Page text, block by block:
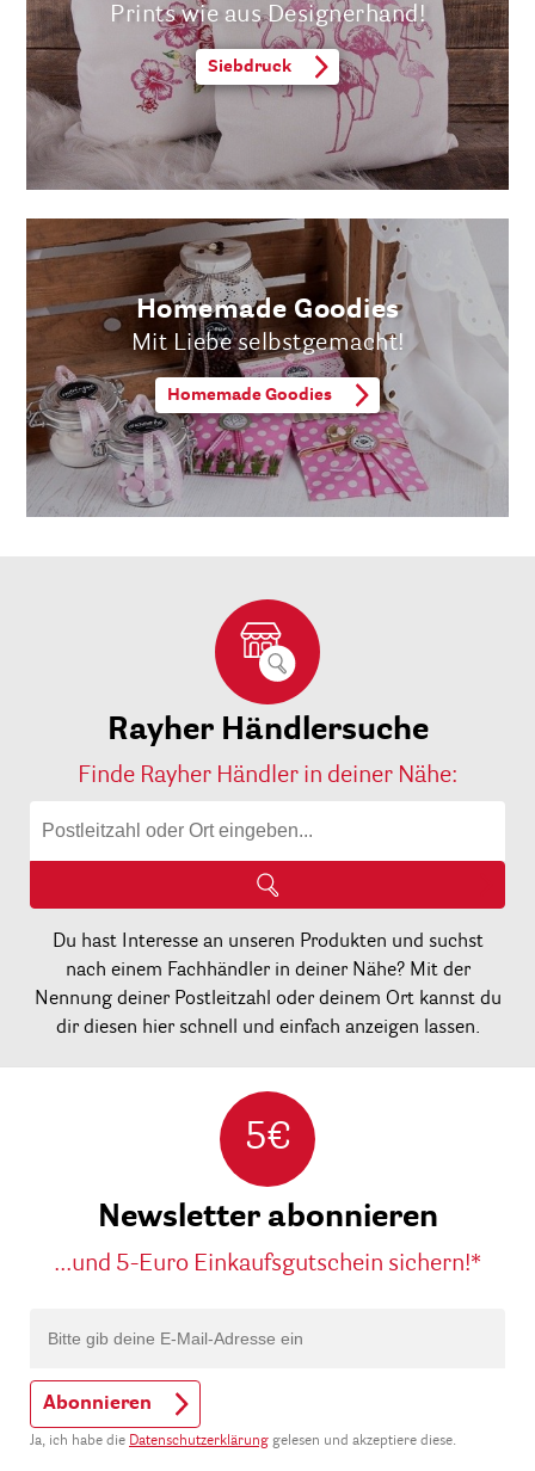
Prints wie aus Designerhand!
Siebdruck
Homemade Goodies
Mit Liebe selbstgemacht!
Homemade Goodies
Rayher Händlersuche
Finde Rayher Händler in deiner Nähe:
Du hast Interesse an unseren Produkten und suchst
nach einem Fachhändler in deiner Nähe? Mit der
Nennung deiner Postleitzahl oder deinem Ort kannst du
dir diesen hier schnell und einfach anzeigen lassen.
5€
Newsletter abonnieren
...und 5-Euro Einkaufsgutschein sichern!*
Abonnieren
Ja, ich habe die Datenschutzerklärung gelesen und akzeptiere diese.